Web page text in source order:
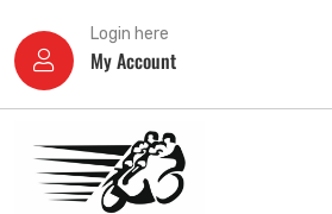
Login here
My Account